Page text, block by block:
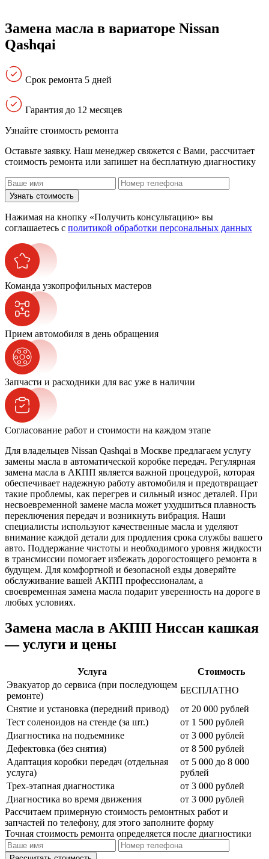
Замена масла в вариаторе Nissan
Qashqai
Срок ремонта 5 дней
Гарантия до 12 месяцев
Узнайте стоимость ремонта
Оставьте заявку. Наш менеджер свяжется с Вами, расcчитает
стоимость ремонта или запишет на бесплатную диагностику
Узнать стоимость
Нажимая на кнопку «Получить консультацию» вы
соглашаетесь с политикой обработки персональных данных
Команда узкопрофильных мастеров
Прием автомобиля в день обращения
Запчасти и расходники для вас уже в наличии
Согласование работ и стоимости на каждом этапе
Для владельцев Nissan Qashqai в Москве предлагаем услугу
замены масла в автоматической коробке передач. Регулярная
замена масла в АКПП является важной процедурой, которая
обеспечивает надежную работу автомобиля и предотвращает
такие проблемы, как перегрев и сильный износ деталей. При
несвоевременной замене масла может ухудшиться плавность
переключения передач и возникнуть вибрация. Наши
специалисты используют качественные масла и уделяют
внимание каждой детали для продления срока службы вашего
авто. Поддержание чистоты и необходимого уровня жидкости
в трансмиссии помогает избежать дорогостоящего ремонта в
будущем. Для комфортной и безопасной езды доверяйте
обслуживание вашей АКПП профессионалам, а
своевременная замена масла подарит уверенность на дороге в
любых условиях.
Замена масла в АКПП Ниссан кашкая
— услуги и цены
Услуга
Стоимость
Эвакуатор до сервиса (при последующем
ремонте)
БЕСПЛАТНО
Снятие и установка (передний привод)
от 20 000 рублей
Тест соленоидов на стенде (за шт.)
от 1 500 рублей
Диагностика на подъемнике
от 3 000 рублей
Дефектовка (без снятия)
от 8 500 рублей
Адаптация коробки передач (отдельная
услуга)
от 5 000 до 8 000
рублей
Трех-этапная диагностика
от 3 000 рублей
Диагностика во время движения
от 3 000 рублей
Рассчитаем примерную стоимость ремонтных работ и
запчастей по телефону, для этого заполните форму
Точная стоимость ремонта определяется после диагностики